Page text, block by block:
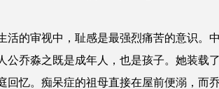
的审视中，耻感是最强烈痛苦的意识。
公乔淼之既是成年人，也是孩子。她装载
回忆。痴呆症的祖母直接在屋前便溺，而